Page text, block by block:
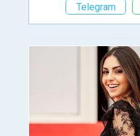
Telegram